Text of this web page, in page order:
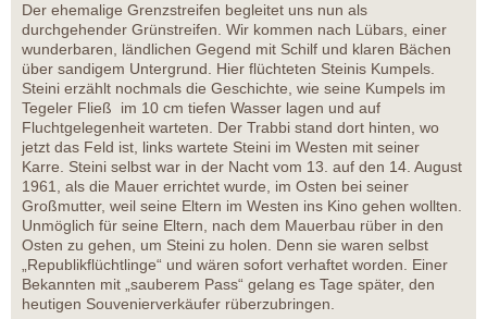
Der ehemalige Grenzstreifen begleitet uns nun als
durchgehender Grünstreifen. Wir kommen nach Lübars, einer
wunderbaren, ländlichen Gegend mit Schilf und klaren Bächen
über sandigem Untergrund. Hier flüchteten Steinis Kumpels.
Steini erzählt nochmals die Geschichte, wie seine Kumpels im
Tegeler Fließ im 10 cm tiefen Wasser lagen und auf
Fluchtgelegenheit warteten. Der Trabbi stand dort hinten, wo
jetzt das Feld ist, links wartete Steini im Westen mit seiner
Karre. Steini selbst war in der Nacht vom 13. auf den 14. August
1961, als die Mauer errichtet wurde, im Osten bei seiner
Großmutter, weil seine Eltern im Westen ins Kino gehen wollten.
Unmöglich für seine Eltern, nach dem Mauerbau rüber in den
Osten zu gehen, um Steini zu holen. Denn sie waren selbst
„Republikflüchtlinge“ und wären sofort verhaftet worden. Einer
Bekannten mit „sauberem Pass“ gelang es Tage später, den
heutigen Souvenierverkäufer rüberzubringen.